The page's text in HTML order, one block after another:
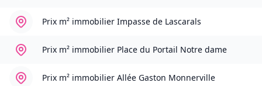
Prix m² immobilier Impasse de Lascarals
Prix m² immobilier Place du Portail Notre dame
Prix m² immobilier Allée Gaston Monnerville